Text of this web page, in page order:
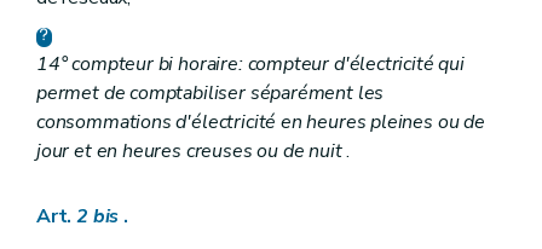
14° compteur bi horaire: compteur d'électricité qui
permet de comptabiliser séparément les
consommations d'électricité en heures pleines ou de
jour et en heures creuses ou de nuit.
Art.2 bis .